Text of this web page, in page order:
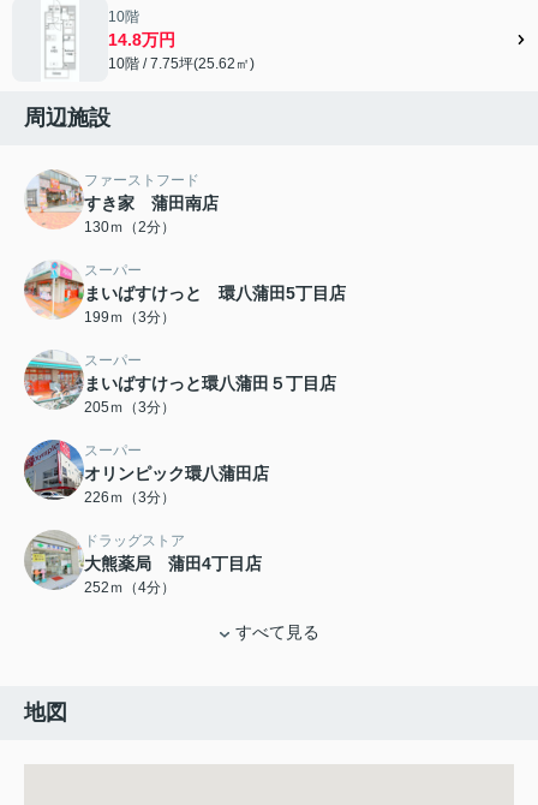
10階
14.8万円
10階 / 7.75坪(25.62㎡)
周辺施設
ファーストフード
すき家 蒲田南店
130ｍ（2分）
スーパー
まいばすけっと 環八蒲田5丁目店
199ｍ（3分）
スーパー
まいばすけっと環八蒲田５丁目店
205ｍ（3分）
スーパー
オリンピック環八蒲田店
226ｍ（3分）
ドラッグストア
大熊薬局 蒲田4丁目店
252ｍ（4分）
すべて見る
地図